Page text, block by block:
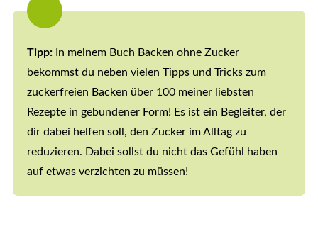
Tipp: In meinem Buch Backen ohne Zucker
bekommst du neben vielen Tipps und Tricks zum
zuckerfreien Backen über 100 meiner liebsten
Rezepte in gebundener Form! Es ist ein Begleiter, der
dir dabei helfen soll, den Zucker im Alltag zu
reduzieren. Dabei sollst du nicht das Gefühl haben
auf etwas verzichten zu müssen!